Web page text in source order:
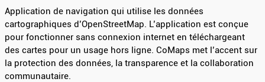
Application de navigation qui utilise les données
cartographiques d’OpenStreetMap. L’application est conçue
pour fonctionner sans connexion internet en téléchargeant
des cartes pour un usage hors ligne. CoMaps met l’accent sur
la protection des données, la transparence et la collaboration
communautaire.